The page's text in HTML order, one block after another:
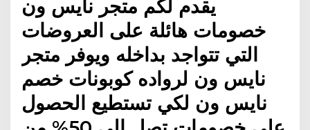
يقدم لكم متجر نايس ون
خصومات هائلة على العروضات
التي تتواجد بداخله ويوفر متجر
نايس ون لرواده كوبونات خصم
نايس ون لكي تستطيع الحصول